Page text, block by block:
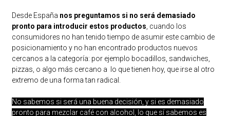
Desde España nos preguntamos si no será demasiado
pronto para introducir estos productos, cuando los
consumidores no han tenido tiempo de asumir este cambio de
posicionamiento y no han encontrado productos nuevos
cercanos a la categoría: por ejemplo bocadillos, sandwiches,
pizzas, o algo más cercano a lo que tienen hoy, que irse al otro
extremo de una forma tan radical.
No sabemos si será una buena decisión, y si es demasiado
pronto para mezclar café con alcohol, lo que sí sabemos es